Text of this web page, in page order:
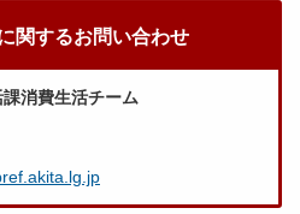
関するお問い合わせ
消費生活チーム